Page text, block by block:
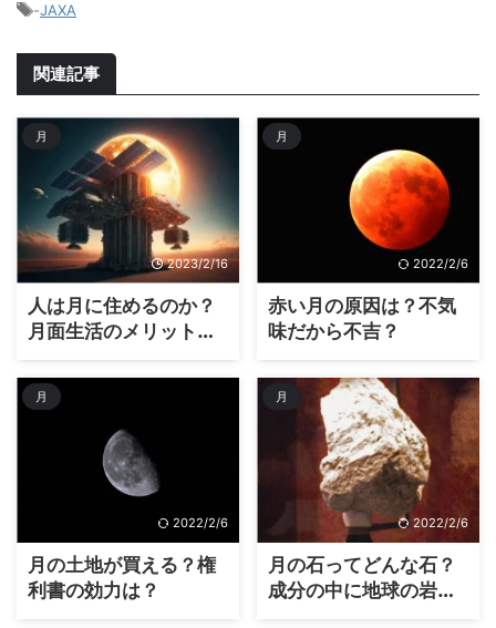
-JAXA
関連記事
月
2023/2/16
人は月に住めるのか？
月面生活のメリットと
デメリット
月
2022/2/6
赤い月の原因は？不気
味だから不吉？
月
2022/2/6
月の土地が買える？権
利書の効力は？
月
2022/2/6
月の石ってどんな石？
成分の中に地球の岩石
も含まれていた？常時